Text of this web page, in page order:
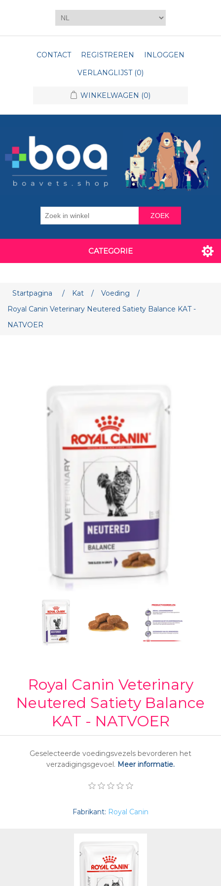
CONTACT REGISTREREN
INLOGGEN
VERLANGLIJST (0)
WINKELWAGEN (0)
ZOEK
CATEGORIE
Startpagina / Kat / Voeding
/
Royal Canin Veterinary Neutered Satiety Balance KAT -
NATVOER
Royal Canin Veterinary
Neutered Satiety Balance
KAT - NATVOER
Geselecteerde voedingsvezels bevorderen het
verzadigingsgevoel. Meer informatie.
Fabrikant: Royal Canin